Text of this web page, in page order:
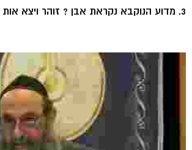
3. מדוע הנוקבא נקראת אבן ? זוהר ויצא אות ט' |...